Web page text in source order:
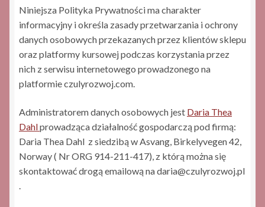
Niniejsza Polityka Prywatności ma charakter
informacyjny i określa zasady przetwarzania i ochrony
danych osobowych przekazanych przez klientów sklepu
oraz platformy kursowej podczas korzystania przez
nich z serwisu internetowego prowadzonego na
platformie czulyrozwoj.com.
Administratorem danych osobowych jest Daria Thea
Dahlprowadząca działalność gospodarczą pod firmą:
Daria Thea Dahl z siedzibą w Asvang, Birkelyvegen 42,
Norway ( Nr ORG 914-211-417), z którą można się
skontaktować drogą emailową na daria@czulyrozwoj.pl